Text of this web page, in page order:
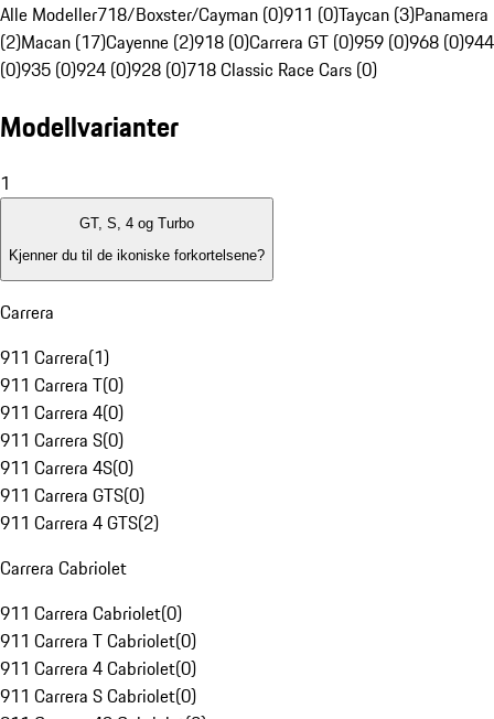
Alle Modeller718/Boxster/Cayman (0)911 (0)Taycan (3)Panamera
(2)Macan (17)Cayenne (2)918 (0)Carrera GT (0)959 (0)968 (0)944
(0)935 (0)924 (0)928 (0)718 Classic Race Cars (0)
Modellvarianter
1
GT, S, 4 og Turbo
Kjenner du til de ikoniske forkortelsene?
Carrera
911 Carrera(1)
911 Carrera T(0)
911 Carrera 4(0)
911 Carrera S(0)
911 Carrera 4S(0)
911 Carrera GTS(0)
911 Carrera 4 GTS(2)
Carrera Cabriolet
911 Carrera Cabriolet(0)
911 Carrera T Cabriolet(0)
911 Carrera 4 Cabriolet(0)
911 Carrera S Cabriolet(0)